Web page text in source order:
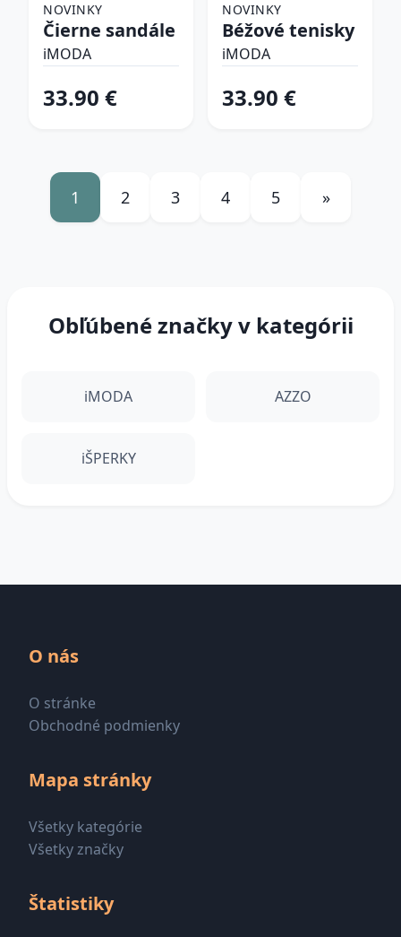
NOVINKY
Čierne sandále
iMODA
33.90 €
NOVINKY
Béžové tenisky
iMODA
33.90 €
1 2 3 4 5 »
Obľúbené značky v kategórii
iMODA AZZO
iŠPERKY
O nás
O stránke
Obchodné podmienky
Mapa stránky
Všetky kategórie
Všetky značky
Štatistiky